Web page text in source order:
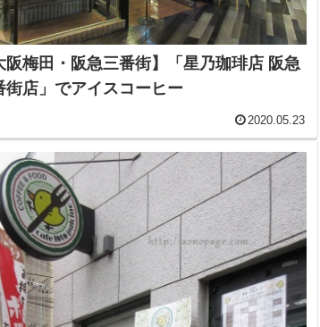
阪梅田・阪急三番街】「星乃珈琲店 阪急
街店」でアイスコーヒー
2020.05.23